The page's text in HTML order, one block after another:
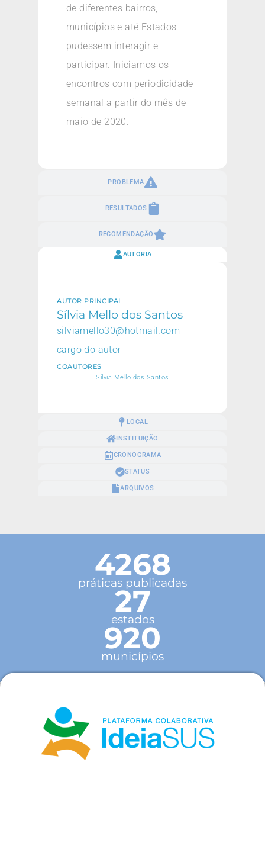
PROBLEMA
RESULTADOS
RECOMENDAÇÃO
de diferentes bairros,
municípios e até Estados
pudessem interagir e
participar. Iniciamos os
encontros com periodicidade
semanal a partir do mês de
maio de 2020.
AUTORIA
LOCAL
INSTITUIÇÃO
CRONOGRAMA
STATUS
ARQUIVOS
AUTOR PRINCIPAL
Sílvia Mello dos Santos
silviamello30@hotmail.com
cargo do autor
COAUTORES
Sílvia Mello dos Santos
4268
práticas publicadas
27
estados
920
municípios